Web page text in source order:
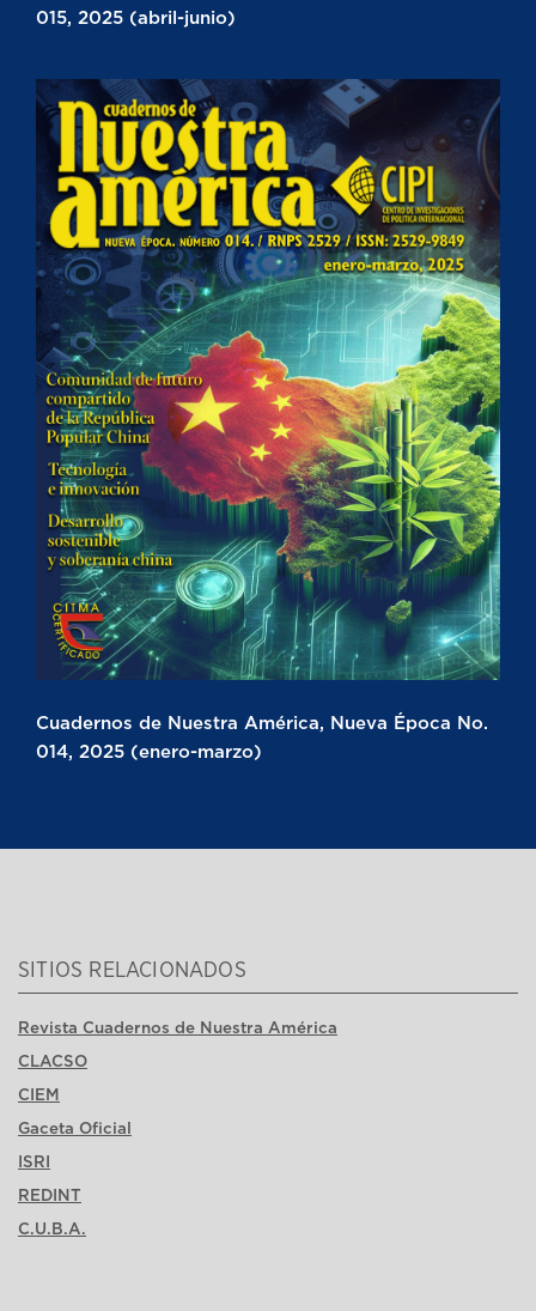
015, 2025 (abril-junio)
Cuadernos de Nuestra América, Nueva Época No.
014, 2025 (enero-marzo)
SITIOS RELACIONADOS
Revista Cuadernos de Nuestra América
CLACSO
CIEM
Gaceta Oficial
ISRI
REDINT
C.U.B.A.